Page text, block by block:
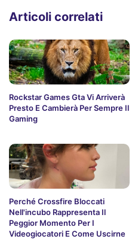
Articoli correlati
Rockstar Games Gta Vi Arriverà
Presto E Cambierà Per Sempre Il
Gaming
Perché Crossfire Bloccati
Nell'incubo Rappresenta Il
Peggior Momento Per I
Videogiocatori E Come Uscirne